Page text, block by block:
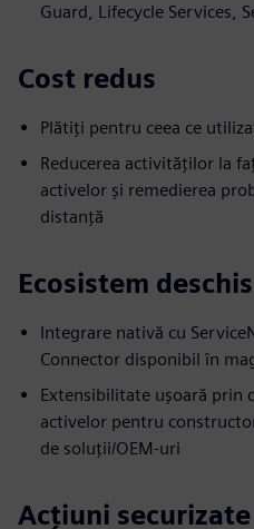
Guard, Lifecycle Services,
Cost redus
Plătiți pentru ceea ce
Reducerea activităților la
activelor și remedierea
distanță
Ecosistem deschis
Integrare nativă cu
Connector disponibil în
Extensibilitate ușoară prin
activelor pentru
de soluții/OEM-uri
Acțiuni